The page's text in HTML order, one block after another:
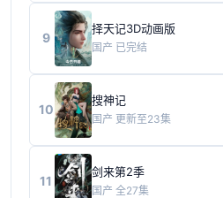
9
择天记3D动画版
国产 已完结
10
搜神记
国产 更新至23集
11
剑来第2季
国产 全27集